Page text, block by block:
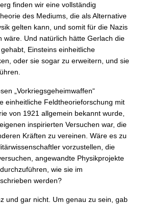
finden wir eine vollständig
des Mediums, die als Alternative
gelten kann, und somit für die Nazis
wäre. Und natürlich hätte Gerlach die
Einsteins einheitliche
oder sie sogar zu erweitern, und sie
„Vorkriegsgeheimwaffen“
einheitliche Feldtheorieforschung mit
von 1921 allgemein bekannt wurde,
inspirierten Versuchen war, die
Kräften zu vereinen. Wäre es zu
vorzustellen, die
angewandte Physikprojekte
wie sie im
werden?
und gar nicht. Um genau zu sein, gab